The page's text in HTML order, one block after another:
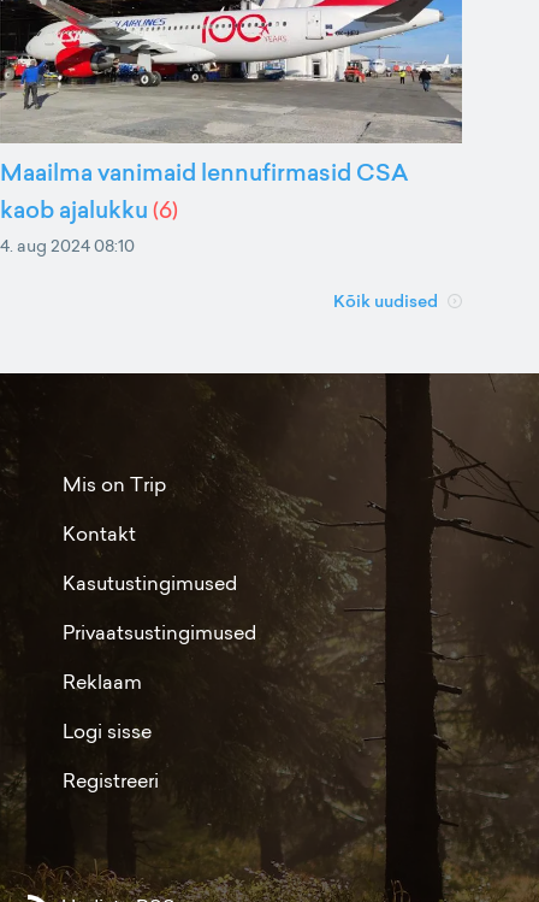
Maailma vanimaid lennufirmasid CSA
kaob ajalukku(6)
4. aug 2024 08:10
Kõik uudised
Mis on Trip
Kontakt
Kasutustingimused
Privaatsustingimused
Reklaam
Logi sisse
Registreeri